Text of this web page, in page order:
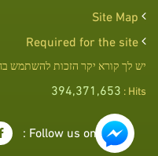
Site Map
Required for the site
יש לך קורא יקר הזכות להשתמש
Hits :
394,371,653
Follow us on :